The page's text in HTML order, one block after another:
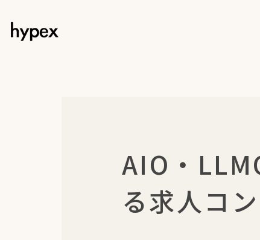
AIO・
る求人コ